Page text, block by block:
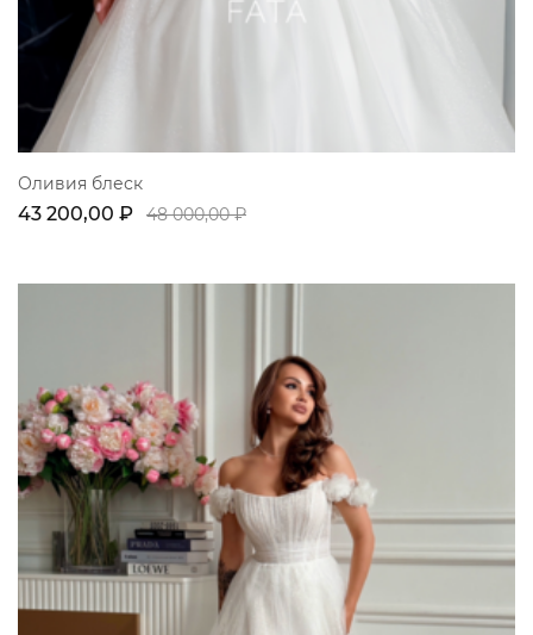
Оливия блеск
43 200,00 ₽ 48 000,00 ₽